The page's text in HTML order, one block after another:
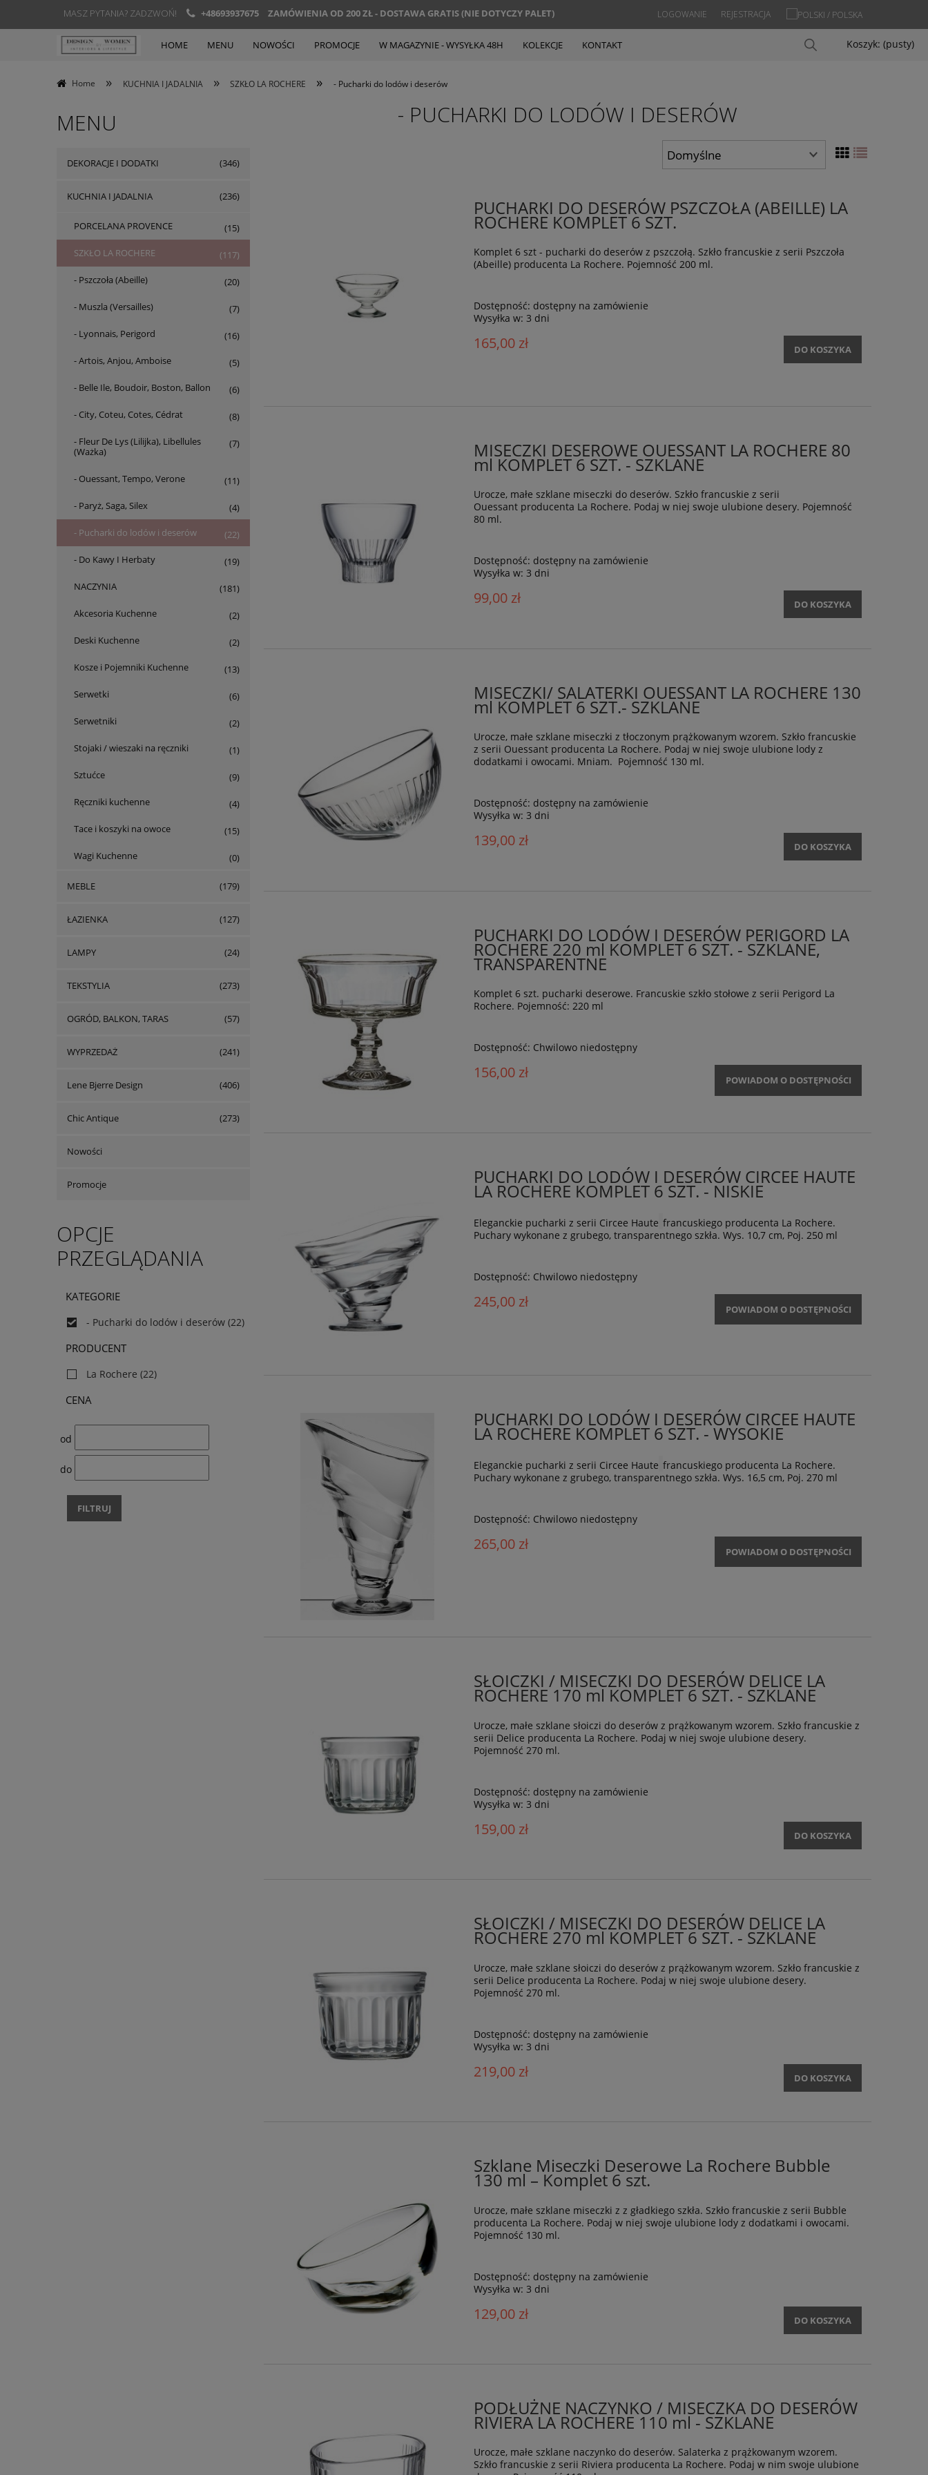
MASZ PYTANIA? ZADZWOŃ! +48693937675 ZAMÓWIENIA OD 200 ZŁ - DOSTAWA GRATIS (NIE DOTYCZY PALET) REJESTRACJA
LOGOWANIE
Koszyk: (pusty)
HOME MENU NOWOŚCI PROMOCJE W MAGAZYNIE - WYSYŁKA 48H KOLEKCJE KONTAKT
Home » KUCHNIA I JADALNIA » SZKŁO LA ROCHERE » - Pucharki do lodów i deserów
MENU
DEKORACJE I DODATKI (346)
KUCHNIA I JADALNIA (236)
PORCELANA PROVENCE (15)
SZKŁO LA ROCHERE (117)
- Pszczoła (Abeille) (20)
- Muszla (Versailles) (7)
- Lyonnais, Perigord (16)
- Artois, Anjou, Amboise (5)
- Belle Ile, Boudoir, Boston, Ballon (6)
- City, Coteu, Cotes, Cédrat (8)
- Fleur De Lys (Lilijka), Libellules
(Ważka)
(7)
- Ouessant, Tempo, Verone (11)
- Paryż, Saga, Silex (4)
- Pucharki do lodów i deserów (22)
- Do Kawy I Herbaty (19)
NACZYNIA (181)
Akcesoria Kuchenne (2)
Deski Kuchenne (2)
Kosze i Pojemniki Kuchenne (13)
Serwetki (6)
Serwetniki (2)
Stojaki / wieszaki na ręczniki (1)
Sztućce (9)
Ręczniki kuchenne (4)
Tace i koszyki na owoce (15)
Wagi Kuchenne (0)
MEBLE (179)
ŁAZIENKA (127)
LAMPY (24)
TEKSTYLIA (273)
OGRÓD, BALKON, TARAS (57)
WYPRZEDAŻ (241)
Lene Bjerre Design (406)
Chic Antique (273)
Nowości
Promocje
OPCJE
PRZEGLĄDANIA
KATEGORIE
- Pucharki do lodów i deserów (22)
PRODUCENT
La Rochere (22)
CENA
od
do
FILTRUJ
- PUCHARKI DO LODÓW I DESERÓW
PUCHARKI DO DESERÓW PSZCZOŁA (ABEILLE) LA
ROCHERE KOMPLET 6 SZT.
Komplet 6 szt - pucharki do deserów z pszczołą. Szkło francuskie z serii Pszczoła
(Abeille) producenta La Rochere. Pojemność 200 ml.
Dostępność: dostępny na zamówienie
Wysyłka w: 3 dni
165,00 zł DO KOSZYKA
MISECZKI DESEROWE OUESSANT LA ROCHERE 80
ml KOMPLET 6 SZT. - SZKLANE
Urocze, małe szklane miseczki do deserów. Szkło francuskie z serii
Ouessant producenta La Rochere. Podaj w niej swoje ulubione desery. Pojemność
80 ml.
Dostępność: dostępny na zamówienie
Wysyłka w: 3 dni
99,00 zł DO KOSZYKA
MISECZKI/ SALATERKI OUESSANT LA ROCHERE 130
ml KOMPLET 6 SZT.- SZKLANE
Urocze, małe szklane miseczki z tłoczonym prążkowanym wzorem. Szkło francuskie
z serii Ouessant producenta La Rochere. Podaj w niej swoje ulubione lody z
dodatkami i owocami. Mniam. Pojemność 130 ml.
Dostępność: dostępny na zamówienie
Wysyłka w: 3 dni
139,00 zł DO KOSZYKA
PUCHARKI DO LODÓW I DESERÓW PERIGORD LA
ROCHERE 220 ml KOMPLET 6 SZT. - SZKLANE,
TRANSPARENTNE
Komplet 6 szt. pucharki deserowe. Francuskie szkło stołowe z serii Perigord La
Rochere. Pojemność: 220 ml
Dostępność: Chwilowo niedostępny
156,00 zł POWIADOM O DOSTĘPNOŚCI
PUCHARKI DO LODÓW I DESERÓW CIRCEE HAUTE
LA ROCHERE KOMPLET 6 SZT. - NISKIE
Eleganckie pucharki z serii Circee Haute francuskiego producenta La Rochere.
Puchary wykonane z grubego, transparentnego szkła. Wys. 10,7 cm, Poj. 250 ml
Dostępność: Chwilowo niedostępny
245,00 zł POWIADOM O DOSTĘPNOŚCI
PUCHARKI DO LODÓW I DESERÓW CIRCEE HAUTE
LA ROCHERE KOMPLET 6 SZT. - WYSOKIE
Eleganckie pucharki z serii Circee Haute francuskiego producenta La Rochere.
Puchary wykonane z grubego, transparentnego szkła. Wys. 16,5 cm, Poj. 270 ml
Dostępność: Chwilowo niedostępny
265,00 zł POWIADOM O DOSTĘPNOŚCI
SŁOICZKI / MISECZKI DO DESERÓW DELICE LA
ROCHERE 170 ml KOMPLET 6 SZT. - SZKLANE
Urocze, małe szklane słoiczi do deserów z prążkowanym wzorem. Szkło francuskie z
serii Delice producenta La Rochere. Podaj w niej swoje ulubione desery.
Pojemność 270 ml.
Dostępność: dostępny na zamówienie
Wysyłka w: 3 dni
159,00 zł DO KOSZYKA
SŁOICZKI / MISECZKI DO DESERÓW DELICE LA
ROCHERE 270 ml KOMPLET 6 SZT. - SZKLANE
Urocze, małe szklane słoiczi do deserów z prążkowanym wzorem. Szkło francuskie z
serii Delice producenta La Rochere. Podaj w niej swoje ulubione desery.
Pojemność 270 ml.
Dostępność: dostępny na zamówienie
Wysyłka w: 3 dni
219,00 zł DO KOSZYKA
Szklane Miseczki Deserowe La Rochere Bubble
130 ml – Komplet 6 szt.
Urocze, małe szklane miseczki z z gładkiego szkła. Szkło francuskie z serii Bubble
producenta La Rochere. Podaj w niej swoje ulubione lody z dodatkami i owocami.
Pojemność 130 ml.
Dostępność: dostępny na zamówienie
Wysyłka w: 3 dni
129,00 zł DO KOSZYKA
PODŁUŻNE NACZYNKO / MISECZKA DO DESERÓW
RIVIERA LA ROCHERE 110 ml - SZKLANE
Urocze, małe szklane naczynko do deserów. Salaterka z prążkowanym wzorem.
Szkło francuskie z serii Riviera producenta La Rochere. Podaj w nim swoje ulubione